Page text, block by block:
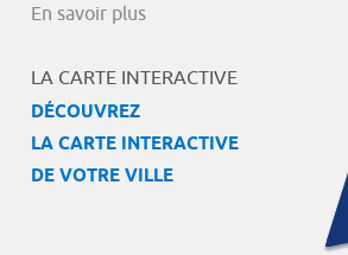
En savoir plus
LA CARTE INTERACTIVE
DÉCOUVREZ
LA CARTE INTERACTIVE
DE VOTRE VILLE